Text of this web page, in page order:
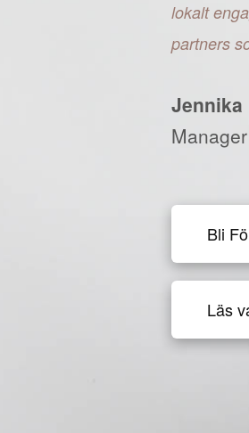
lokalt
partners
Jennika
Bli
Läs